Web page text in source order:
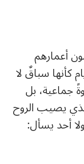
أعمارهم
كأنها سباقٌ لا
جماعية، بل
يصيب الروح
أحد يسأل: